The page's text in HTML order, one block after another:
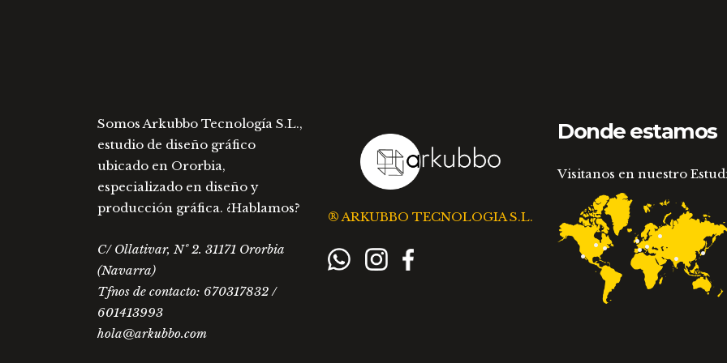
Somos Arkubbo Tecnología S.L.,
estudio de diseño gráfico
ubicado en Ororbia,
especializado en diseño y
producción gráfica. ¿Hablamos?
C/ Ollativar, Nº 2. 31171 Ororbia
(Navarra)
Tfnos de contacto: 670317832 /
601413993
hola@arkubbo.com
® ARKUBBO TECNOLOGIA S.L.
Donde estamos
Visitanos en nuestro